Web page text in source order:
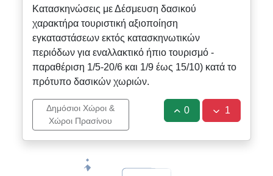
Κατασκηνώσεις με Δέσμευση δασικού
χαρακτήρα τουριστική αξιοποίηση
εγκαταστάσεων εκτός κατασκηνωτικών
περιόδων για εναλλακτικό ήπιο τουρισμό -
παραθέριση 1/5-20/6 και 1/9 έως 15/10) κατά το
πρότυπο δασικών χωριών.
Δημόσιοι Χώροι &
Χώροι Πρασίνου
0 1